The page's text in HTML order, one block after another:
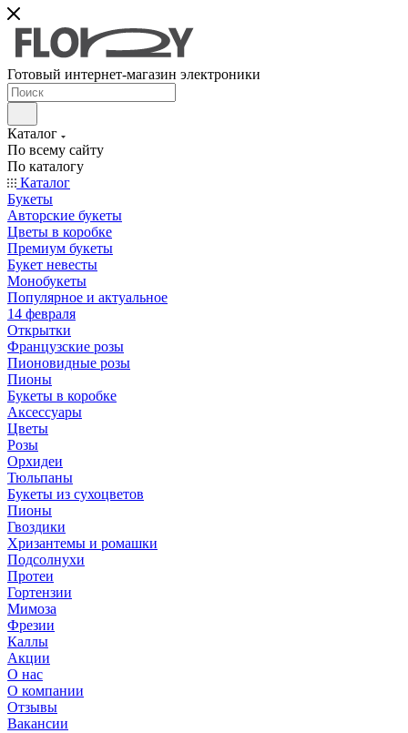
Готовый интернет-магазин электроники
Каталог
По всему сайту
По каталогу
Каталог
Букеты
Авторские букеты
Цветы в коробке
Премиум букеты
Букет невесты
Монобукеты
Популярное и актуальное
14 февраля
Открытки
Французские розы
Пионовидные розы
Пионы
Букеты в коробке
Аксессуары
Цветы
Розы
Орхидеи
Тюльпаны
Букеты из сухоцветов
Пионы
Гвоздики
Хризантемы и ромашки
Подсолнухи
Протеи
Гортензии
Мимоза
Фрезии
Каллы
Акции
О нас
О компании
Отзывы
Вакансии